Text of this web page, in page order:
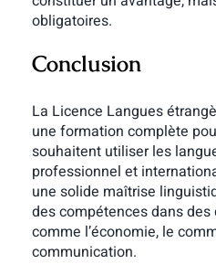
obligatoires.
Conclusion
La Licence Langues
une formation complète
souhaitent utiliser les
professionnel et
une solide maîtrise
des compétences dans
comme l’économie, le
communication.